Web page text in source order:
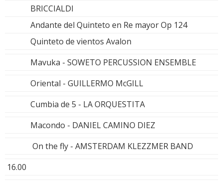
BRICCIALDI
Andante del Quinteto en Re mayor Op 124
Quinteto de vientos Avalon
Mavuka - SOWETO PERCUSSION ENSEMBLE
Oriental - GUILLERMO McGILL
Cumbia de 5 - LA ORQUESTITA
Macondo - DANIEL CAMINO DIEZ
On the fly - AMSTERDAM KLEZZMER BAND
16.00